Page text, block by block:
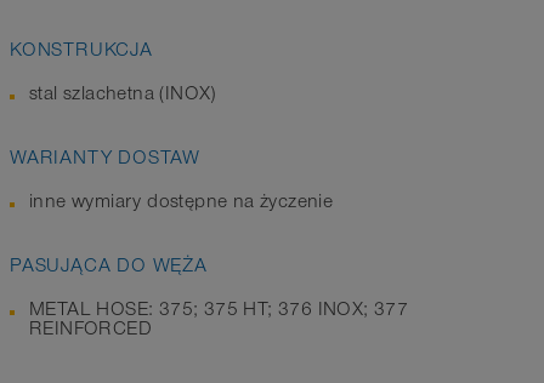
KONSTRUKCJA
stal szlachetna (INOX)
WARIANTY DOSTAW
inne wymiary dostępne na życzenie
PASUJĄCA DO WĘŻA
METAL HOSE: 375; 375 HT; 376 INOX; 377
REINFORCED